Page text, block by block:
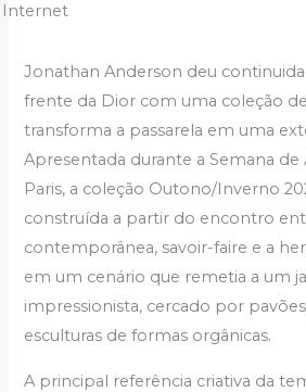
Internet
Jonathan Anderson deu
frente da Dior com uma coleção
transforma a passarela em uma
Apresentada durante a Semana de
Paris, a coleção Outono/Inverno
construída a partir do encontro
contemporânea, savoir-faire e a
em um cenário que remetia a um
impressionista, cercado por
esculturas de formas orgânicas.
A principal referência criativa da